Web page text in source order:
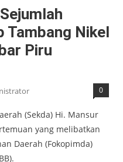
Tambang Nikel
Piru
0
(Sekda) Hi. Mansur
yang melibatkan
Daerah (Fokopimda)